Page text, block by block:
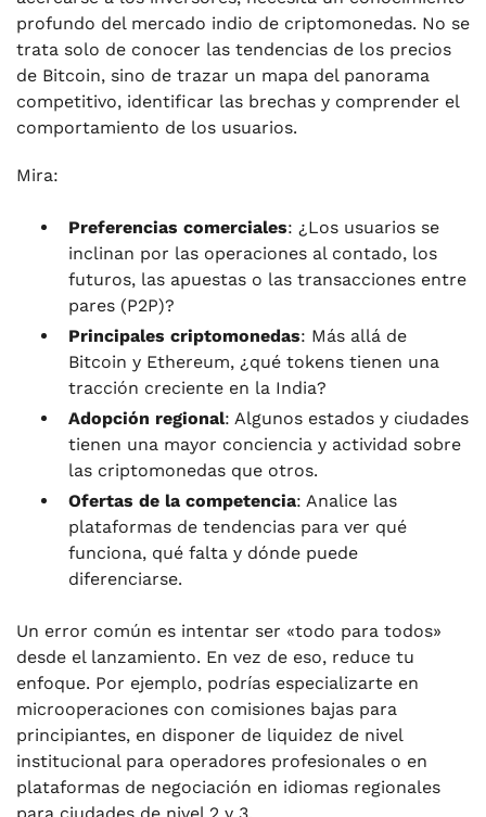
profundo del mercado indio de criptomonedas. No se
trata solo de conocer las tendencias de los precios
de Bitcoin, sino de trazar un mapa del panorama
competitivo, identificar las brechas y comprender el
comportamiento de los usuarios.
Mira:
Preferencias comerciales: ¿Los usuarios se
inclinan por las operaciones al contado, los
futuros, las apuestas o las transacciones entre
pares (P2P)?
Principales criptomonedas: Más allá de
Bitcoin y Ethereum, ¿qué tokens tienen una
tracción creciente en la India?
Adopción regional: Algunos estados y ciudades
tienen una mayor conciencia y actividad sobre
las criptomonedas que otros.
Ofertas de la competencia: Analice las
plataformas de tendencias para ver qué
funciona, qué falta y dónde puede
diferenciarse.
Un error común es intentar ser «todo para todos»
desde el lanzamiento. En vez de eso, reduce tu
enfoque. Por ejemplo, podrías especializarte en
microoperaciones con comisiones bajas para
principiantes, en disponer de liquidez de nivel
institucional para operadores profesionales o en
plataformas de negociación en idiomas regionales